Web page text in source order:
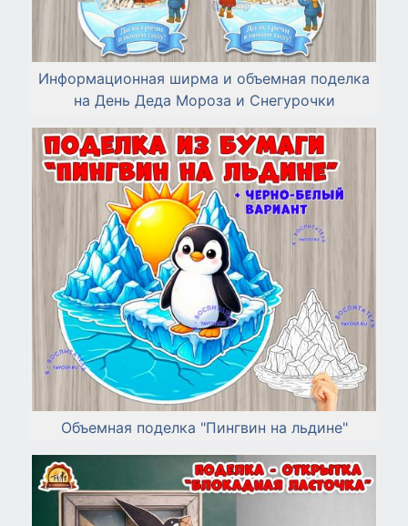
Информационная ширма и объемная поделка
на День Деда Мороза и Снегурочки
Объемная поделка "Пингвин на льдине"